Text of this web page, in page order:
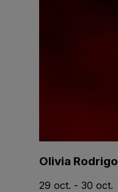
Olivia Rodrigo
29 oct. - 30 oct.